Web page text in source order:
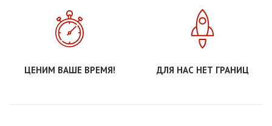
ЦЕНИМ ВАШЕ ВРЕМЯ! ДЛЯ НАС НЕТ ГРАНИЦ